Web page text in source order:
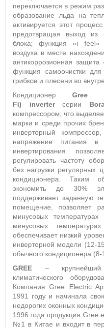
переключается в режим
образование льда на
активируется этот
предотвращая выход из
блока; функция «i feel»
воздуха в месте
антикоррозионная защита
функция самоочистки
грибков и плесени во
Кондиционер Gree
Fi) inverterсерии
компрессором, что
марки и среди прочих
инверторный
напряжение питания в
инвертирования
регулировать частоту
без нагрузки регулярных
кондиционера. Таким
экономить до 30%
поддерживает заданную
помещение, позволяет
минусовых
минусовых
обеспечивает низкий
инверторной модели (12-
обычного кондиционера (8-
GREE – крупнейший
климатического
Компания Gree Electric
1991 году и начинала
недорогих оконных
1996 года продукция Gree
№1 в Китае и входит в